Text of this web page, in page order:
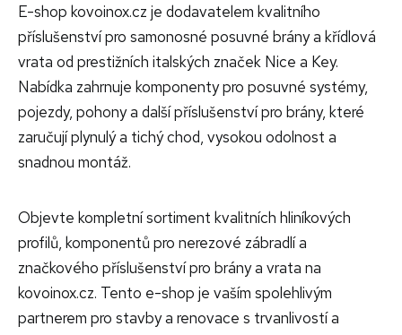
E-shop kovoinox.cz je dodavatelem kvalitního
příslušenství pro samonosné posuvné brány a křídlová
vrata od prestižních italských značek Nice a Key.
Nabídka zahrnuje komponenty pro posuvné systémy,
pojezdy, pohony a další příslušenství pro brány, které
zaručují plynulý a tichý chod, vysokou odolnost a
snadnou montáž.
Objevte kompletní sortiment kvalitních hliníkových
profilů, komponentů pro nerezové zábradlí a
značkového příslušenství pro brány a vrata na
kovoinox.cz. Tento e-shop je vaším spolehlivým
partnerem pro stavby a renovace s trvanlivostí a